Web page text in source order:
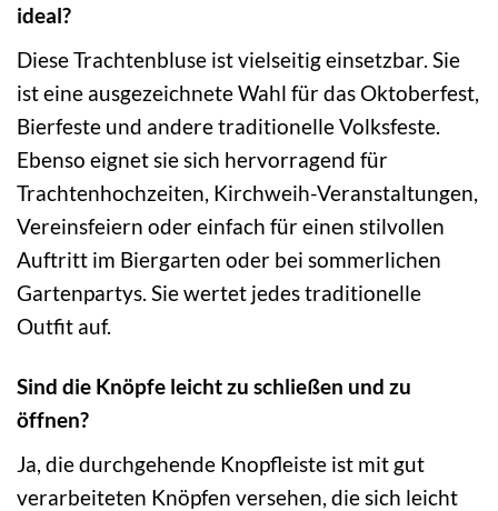
ideal?
Diese Trachtenbluse ist vielseitig einsetzbar. Sie
ist eine ausgezeichnete Wahl für das Oktoberfest,
Bierfeste und andere traditionelle Volksfeste.
Ebenso eignet sie sich hervorragend für
Trachtenhochzeiten, Kirchweih-Veranstaltungen,
Vereinsfeiern oder einfach für einen stilvollen
Auftritt im Biergarten oder bei sommerlichen
Gartenpartys. Sie wertet jedes traditionelle
Outfit auf.
Sind die Knöpfe leicht zu schließen und zu
öffnen?
Ja, die durchgehende Knopfleiste ist mit gut
verarbeiteten Knöpfen versehen, die sich leicht